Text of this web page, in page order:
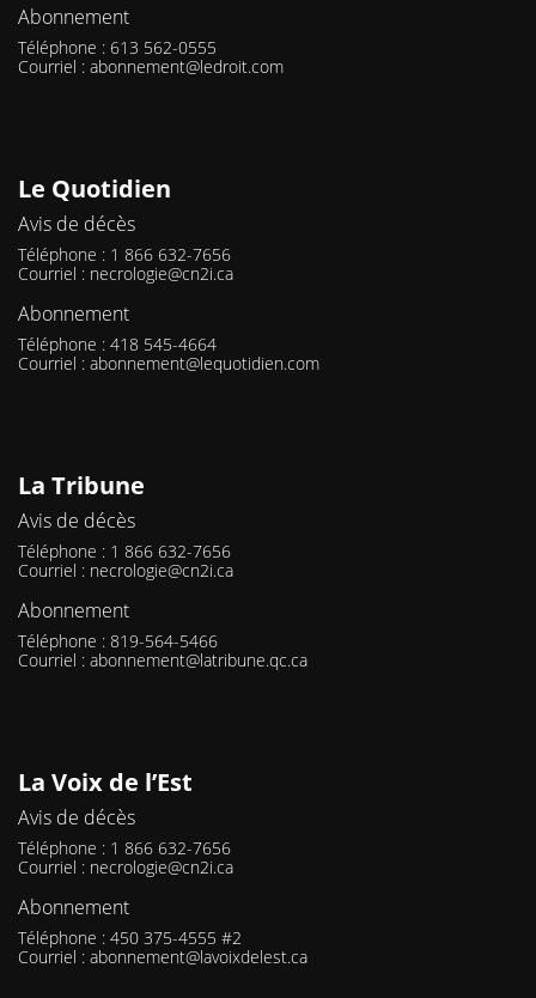
Abonnement
Téléphone : 613 562-0555
Courriel : abonnement@ledroit.com
Le Quotidien
Avis de décès
Téléphone : 1 866 632-7656
Courriel : necrologie@cn2i.ca
Abonnement
Téléphone : 418 545-4664
Courriel : abonnement@lequotidien.com
La Tribune
Avis de décès
Téléphone : 1 866 632-7656
Courriel : necrologie@cn2i.ca
Abonnement
Téléphone : 819-564-5466
Courriel : abonnement@latribune.qc.ca
La Voix de l’Est
Avis de décès
Téléphone : 1 866 632-7656
Courriel : necrologie@cn2i.ca
Abonnement
Téléphone : 450 375-4555 #2
Courriel : abonnement@lavoixdelest.ca